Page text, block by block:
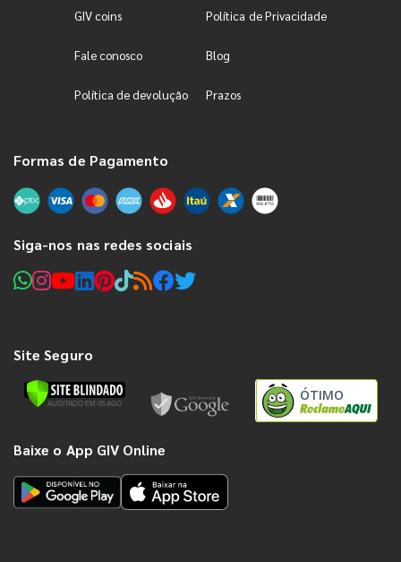
GIV coins Política de Privacidade
Fale conosco Blog
Política de devolução Prazos
Formas de Pagamento
Siga-nos nas redes sociais
Site Seguro
ÓTIMO
Baixe o App GIV Online